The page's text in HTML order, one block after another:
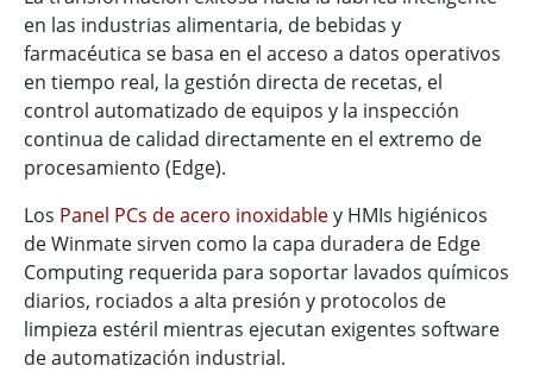
en las industrias alimentaria, de bebidas y
farmacéutica se basa en el acceso a datos operativos
en tiempo real, la gestión directa de recetas, el
control automatizado de equipos y la inspección
continua de calidad directamente en el extremo de
procesamiento (Edge).
Los Panel PCs de acero inoxidabley HMIs higiénicos
de Winmate sirven como la capa duradera de Edge
Computing requerida para soportar lavados químicos
diarios, rociados a alta presión y protocolos de
limpieza estéril mientras ejecutan exigentes software
de automatización industrial.